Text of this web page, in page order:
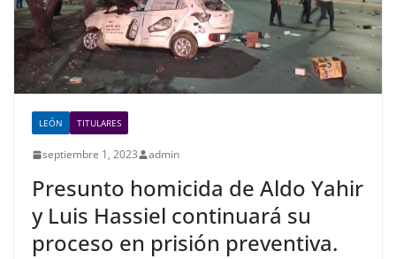
LEÓN TITULARES
septiembre 1, 2023 admin
Presunto homicida de Aldo Yahir
y Luis Hassiel continuará su
proceso en prisión preventiva.